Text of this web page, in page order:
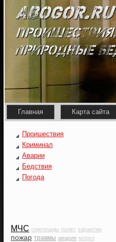
Главная Карта сайта
Проишествия
Криминал
Аварии
Бедствия
Погода
МЧС снегопады полет карантин
пожар травмы авария мороз